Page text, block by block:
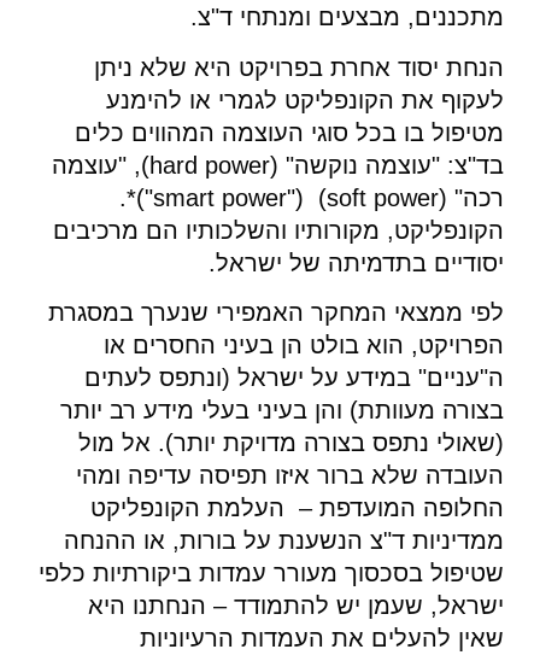
מתכננים, מבצעים ומנתחי ד"צ.
הנחת יסוד אחרת בפרויקט היא שלא ניתן
לעקוף את הקונפליקט לגמרי או להימנע
מטיפול בו בכל סוגי העוצמה המהווים כלים
בד"צ: "עוצמה נוקשה" (hard power), "עוצמה
רכה" (soft power) ("smart power")*.
הקונפליקט, מקורותיו והשלכותיו הם מרכיבים
יסודיים בתדמיתה של ישראל.
לפי ממצאי המחקר האמפירי שנערך במסגרת
הפרויקט, הוא בולט הן בעיני החסרים או
ה"עניים" במידע על ישראל (ונתפס לעתים
בצורה מעוותת) והן בעיני בעלי מידע רב יותר
(שאולי נתפס בצורה מדויקת יותר). אל מול
העובדה שלא ברור איזו תפיסה עדיפה ומהי
החלופה המועדפת – העלמת הקונפליקט
ממדיניות ד"צ הנשענת על בורות, או ההנחה
שטיפול בסכסוך מעורר עמדות ביקורתיות כלפי
ישראל, שעמן יש להתמודד – הנחתנו היא
שאין להעלים את העמדות הרעיוניות